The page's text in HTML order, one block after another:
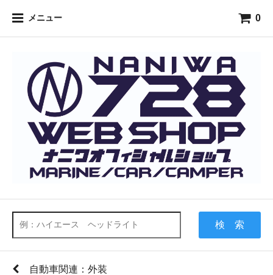
メニュー 0
検 索
自動車関連：外装